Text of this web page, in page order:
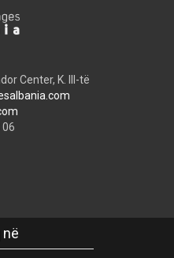
Center, K. III-të
06
në